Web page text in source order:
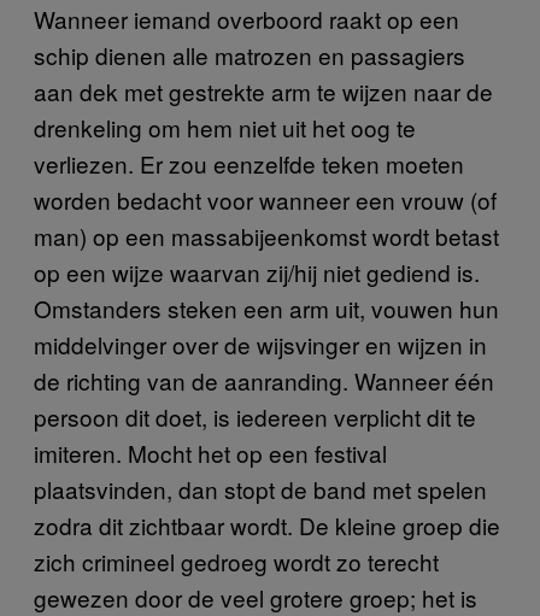
Wanneer iemand overboord raakt op een
schip dienen alle matrozen en passagiers
aan dek met gestrekte arm te wijzen naar de
drenkeling om hem niet uit het oog te
verliezen. Er zou eenzelfde teken moeten
worden bedacht voor wanneer een vrouw (of
man) op een massabijeenkomst wordt betast
op een wijze waarvan zij/hij niet gediend is.
Omstanders steken een arm uit, vouwen hun
middelvinger over de wijsvinger en wijzen in
de richting van de aanranding. Wanneer één
persoon dit doet, is iedereen verplicht dit te
imiteren. Mocht het op een festival
plaatsvinden, dan stopt de band met spelen
zodra dit zichtbaar wordt. De kleine groep die
zich crimineel gedroeg wordt zo terecht
gewezen door de veel grotere groep; het is